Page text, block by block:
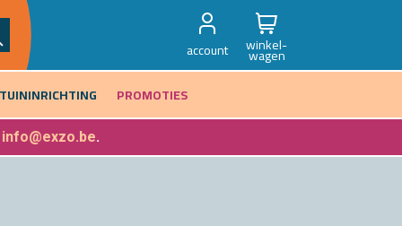
account winkel-
wagen
TUININRICHTING PROMOTIES
info@exzo.be.